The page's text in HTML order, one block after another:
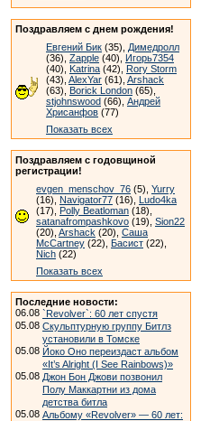
Поздравляем с днем рождения!
Евгений Бик (35), Димедролл
(36), Zapple (40), Игорь7354
(40), Katrina (42), Rory Storm
(43), AlexYar (61), Arshack
(63), Borick London (65),
stjohnswood (66), Андрей
Хрисанфов (77)
Показать всех
Поздравляем с годовщиной
регистрации!
evgen_menschov_76 (5), Yurry
(16), Navigator77 (16), Ludo4ka
(17), Polly Beatloman (18),
satanafrompashkovo (19), Sion22
(20), Arshack (20), Саша
McCartney (22), Басист (22),
Nich (22)
Показать всех
Последние новости:
06.08 `Revolver`: 60 лет спустя
05.08 Скульптурную группу Битлз
установили в Томске
05.08 Йоко Оно переиздаст альбом
«It’s Alright (I See Rainbows)»
05.08 Джон Бон Джови позвонил
Полу Маккартни из дома
детства битла
05.08 Альбому «Revolver» — 60 лет: